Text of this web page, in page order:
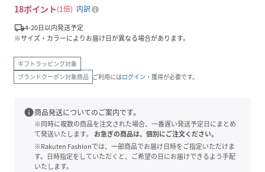
18ポイント 1倍
内訳
local_shipping4-20日以内発送予定
※サイズ・カラーによりお届け日が異なる場合があります。
ギフトラッピング対象
ブランドクーポン対象商品 ご利用にはログイン ・獲得が必要です。
info商品発送についてのご案内です。
※同時に複数の商品を注文された場合、一番遅い発送予定日にまとめ
て発送いたします。
お急ぎの商品は、個別にご注文ください。
※Rakuten Fashionでは、一部商品でお届け日時をご指定いただけま
す。日時指定をしていただくと、ご希望の日にお届けできるよう手配
いたします。